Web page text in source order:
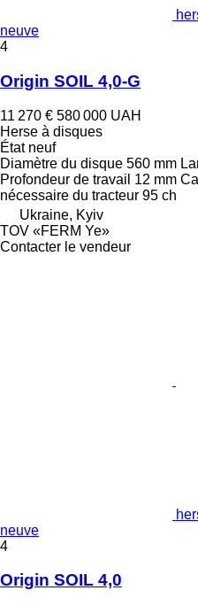
neuve
4
Origin SOIL 4,0-G
11 270 € 580 000 UAH
Herse à disques
Étatneuf
Diamètre du disque 560 mm
Profondeur de travail 12 mm
nécessaire du tracteur 95 ch
Ukraine, Kyiv
TOV «FERM Ye»
Contacter le vendeur
neuve
4
Origin SOIL 4,0